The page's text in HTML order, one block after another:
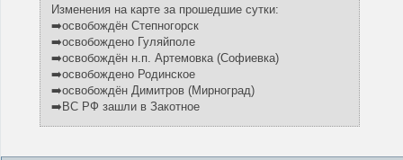
Изменения на карте за прошедшие сутки:
➡️освобождён Степногорск
➡️освобождено Гуляйполе
➡️освобождён н.п. Артемовка (Софиевка)
➡️освобождено Родинское
➡️освобождён Димитров (Мирноград)
➡️ВС РФ зашли в Закотное